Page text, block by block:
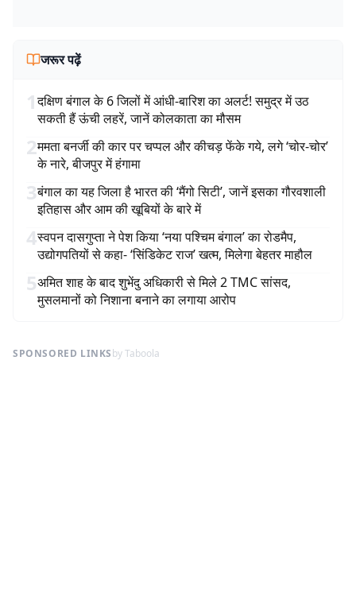
जरूर पढ़ें
1दक्षिण बंगाल के 6 जिलों में आंधी-बारिश का अलर्ट! समुद्र में उठ
सकती हैं ऊंची लहरें, जानें कोलकाता का मौसम
2ममता बनर्जी की कार पर चप्पल और कीचड़ फेंके गये, लगे ‘चोर-चोर’
के नारे, बीजपुर में हंगामा
3बंगाल का यह जिला है भारत की ‘मैंगो सिटी’, जानें इसका गौरवशाली
इतिहास और आम की खूबियों के बारे में
4स्वपन दासगुप्ता ने पेश किया ‘नया पश्चिम बंगाल’ का रोडमैप,
उद्योगपतियों से कहा- ‘सिंडिकेट राज’ खत्म, मिलेगा बेहतर माहौल
5अमित शाह के बाद शुभेंदु अधिकारी से मिले 2 TMC सांसद,
मुसलमानों को निशाना बनाने का लगाया आरोप
SPONSORED LINKSby Taboola